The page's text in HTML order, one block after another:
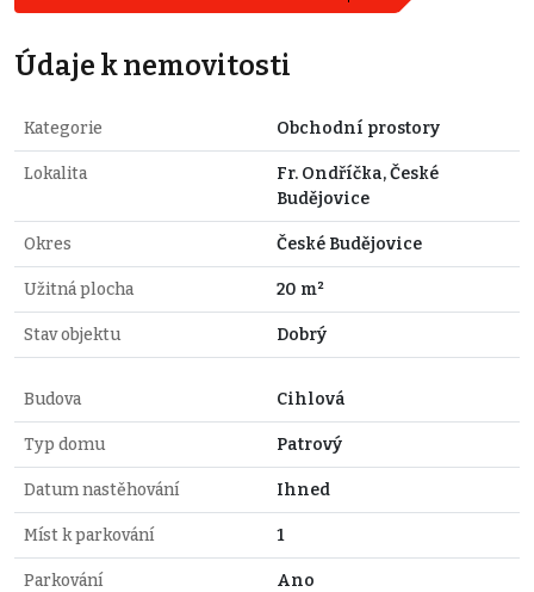
Údaje k nemovitosti
Kategorie Obchodní prostory
Lokalita
Fr. Ondříčka, České
Budějovice
Okres České Budějovice
Užitná plocha 20 m²
Stav objektu Dobrý
Budova Cihlová
Typ domu Patrový
Datum nastěhování Ihned
Míst k parkování 1
Parkování Ano